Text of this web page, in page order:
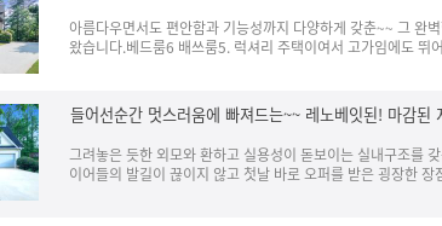
아름다우면서도 편안함과 기능성까지 다양하게 갖춘~~ 그 완
왔습니다.베드룸6 배쓰룸5. 럭셔리 주택이여서 고가임에도 뛰
들어선순간 멋스러움에 빠져드는~~ 레노베잇된! 마감된
그려놓은 듯한 외모와 환하고 실용성이 돋보이는 실내구조를
이어들의 발길이 끊이지 않고 첫날 바로 오퍼를 받은 굉장한